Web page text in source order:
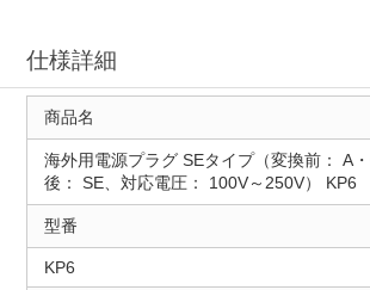
仕様詳細
商品名
海外用電源プラグ SEタイプ（変換前： A
後： SE、対応電圧： 100V～250V） KP6
型番
KP6